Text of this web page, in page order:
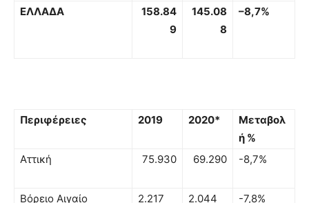
ΕΛΛΑΔΑ
158.84
9
145.08
8
–8,7%
Περιφέρειες 2019 2020*
Μεταβολ
ή %
Αττική
75.930 69.290 -8,7%
Βόρειο Αιγαίο 2.217 2.044 -7,8%